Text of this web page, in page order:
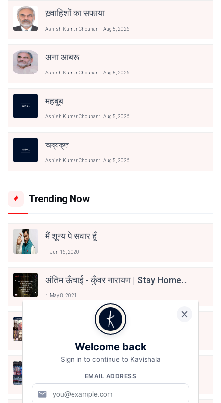
ख़्वाहिशों का सफाया
Ashish Kumar Chouhan Aug 5, 2026
अना आबरू
Ashish Kumar Chouhan Aug 5, 2026
महबूब
Ashish Kumar Chouhan Aug 5, 2026
অব্যক্ত
Ashish Kumar Chouhan Aug 5, 2026
Trending Now
मैं शून्य पे सवार हूँ
Jun 16, 2020
अंतिम ऊँचाई - कुँवर नारायण | Stay Home
May 8, 2021
10 Greatest Hindi Poets Of India
वाहिद अली वाहिद
Aug 7, 2021
Welcome back
Sign in to continue to Kavishala
EMAIL ADDRESS
mail